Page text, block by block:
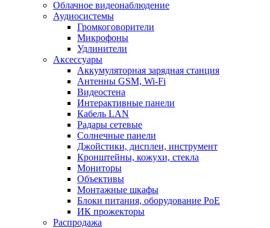
Облачное видеонаблюдение
Аудиосистемы
Громкоговорители
Микрофоны
Удлинители
Аксессуары
Аккумуляторная зарядная станция
Антенны GSM, Wi-Fi
Видеостена
Интерактивные панели
Кабель LAN
Радары сетевые
Солнечные панели
Джойстики, дисплеи, инструмент
Кронштейны, кожухи, стекла
Мониторы
Объективы
Монтажные шкафы
Блоки питания, оборудование PoE
ИК прожекторы
Распродажа